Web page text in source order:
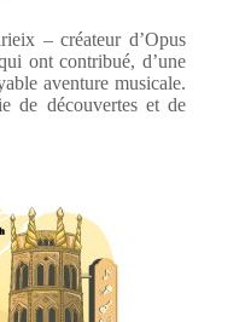
– créateur d’Opus
ont contribué, d’une
aventure musicale.
de découvertes et de